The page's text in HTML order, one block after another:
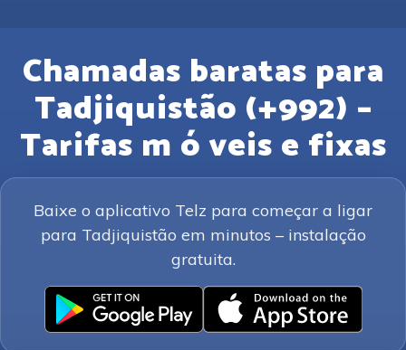
Chamadas baratas para
Tadjiquistão (+992) –
Tarifas m ó veis e fixas
Baixe o aplicativo Telz para começar a ligar
para Tadjiquistão em minutos – instalação
gratuita.